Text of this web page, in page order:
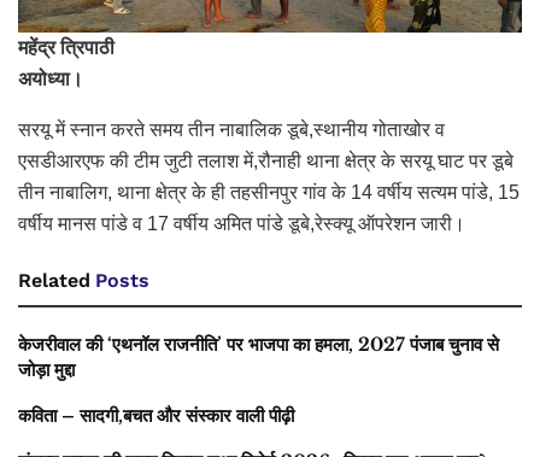
महेंद्र त्रिपाठी
अयोध्या।
सरयू में स्नान करते समय तीन नाबालिक डूबे,स्थानीय गोताखोर व
एसडीआरएफ की टीम जुटी तलाश में,रौनाही थाना क्षेत्र के सरयू घाट पर डूबे
तीन नाबालिग, थाना क्षेत्र के ही तहसीनपुर गांव के 14 वर्षीय सत्यम पांडे, 15
वर्षीय मानस पांडे व 17 वर्षीय अमित पांडे डूबे,रेस्क्यू ऑपरेशन जारी।
Related Posts
केजरीवाल की ‘एथनॉल राजनीति’ पर भाजपा का हमला, 2027 पंजाब चुनाव से
जोड़ा मुद्दा
कविता – सादगी,बचत और संस्कार वाली पीढ़ी